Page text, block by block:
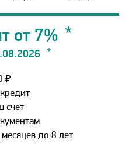
от 7%
₽
счет
до 8 лет